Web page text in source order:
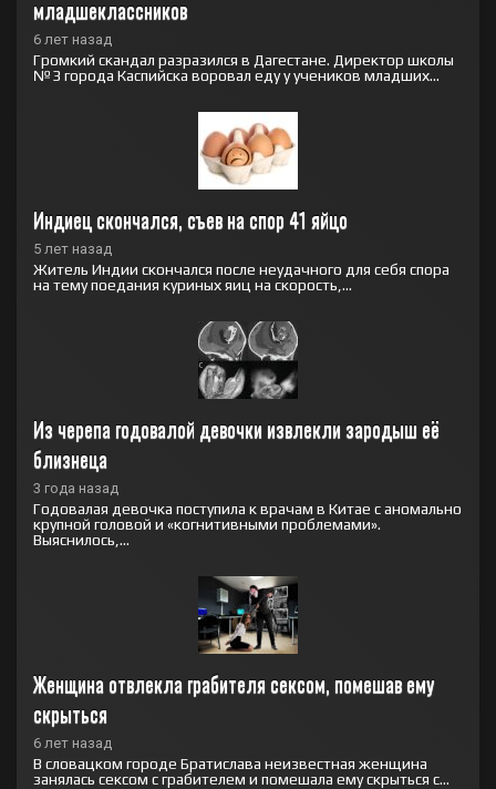
младшеклассников
6 лет назад
Громкий скандал разразился в Дагестане. Директор школы
№3 города Каспийска воровал еду у учеников младших...
Индиец скончался, съев на спор 41 яйцо
5 лет назад
Житель Индии скончался после неудачного для себя спора
на тему поедания куриных яиц на скорость,...
Из черепа годовалой девочки извлекли зародыш её
близнеца
3 года назад
Годовалая девочка поступила к врачам в Китае с аномально
крупной головой и «когнитивными проблемами».
Выяснилось,...
Женщина отвлекла грабителя сексом, помешав ему
скрыться
6 лет назад
В словацком городе Братислава неизвестная женщина
занялась сексом с грабителем и помешала ему скрыться с...